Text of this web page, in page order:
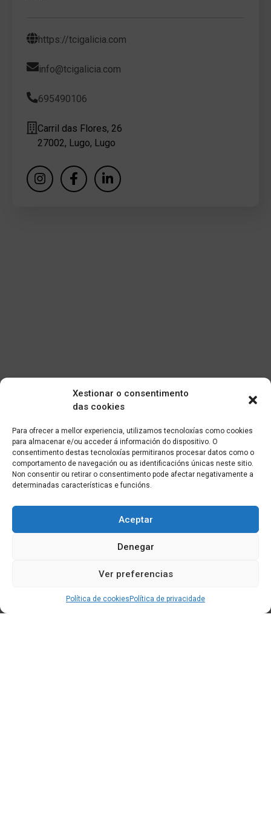
Xestionar o consentimento
das cookies
Para ofrecer a mellor experiencia, utilizamos tecnoloxías como cookies
para almacenar e/ou acceder á información do dispositivo. O
consentimento destas tecnoloxías permitiranos procesar datos como o
comportamento de navegación ou as identificacións únicas neste sitio.
Non consentir ou retirar o consentimento pode afectar negativamente a
determinadas características e funcións.
Aceptar
Denegar
Ver preferencias
Política de cookies Política de privacidade
https://tcigalicia.com
info@tcigalicia.com
695490106
Carril das Flores, 26
27002, Lugo, Lugo